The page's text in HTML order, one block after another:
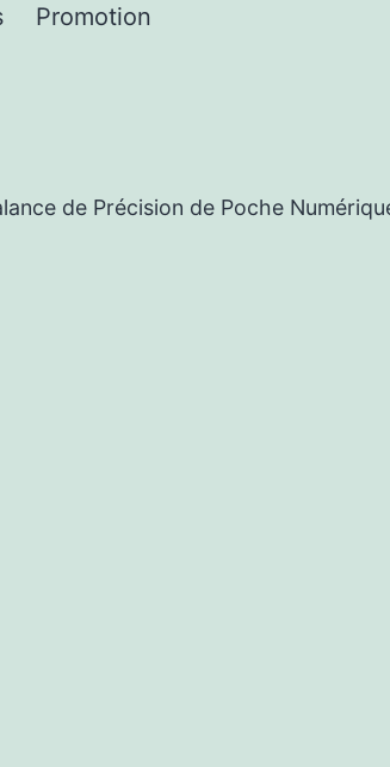
Promotion
de Précision de Poche